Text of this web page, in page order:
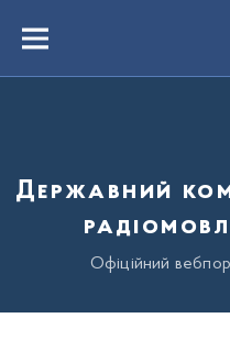
вмістуMenu
Державний
Офіційний